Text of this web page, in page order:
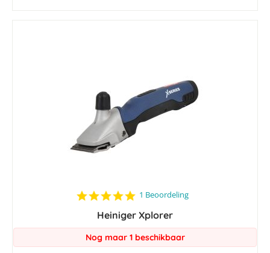
5.0
rating
1 Beoordeling
Heiniger Xplorer
Nog maar 1 beschikbaar